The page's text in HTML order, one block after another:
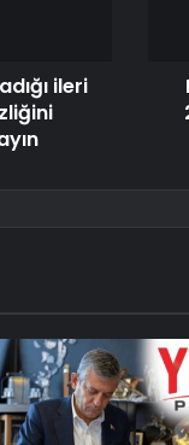
ileri